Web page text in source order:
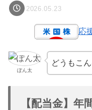
2026.05.23
応
ぽん太
どうもこ
【配当金】年